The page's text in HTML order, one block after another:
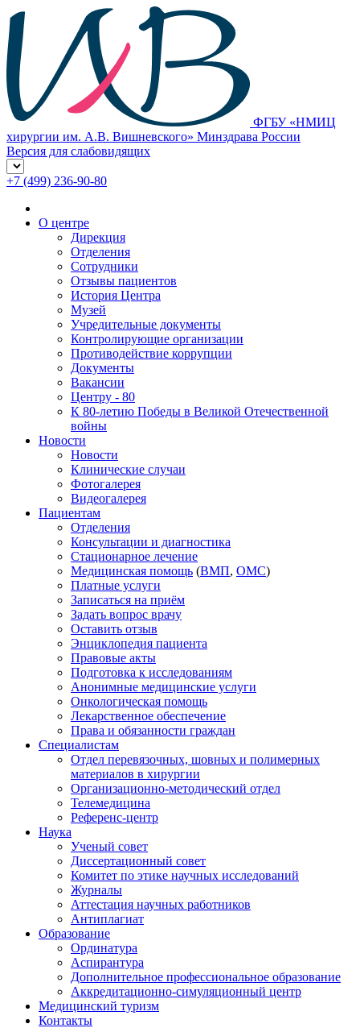
ФГБУ «НМИЦ
хирургии им. А.В. Вишневского» Минздрава России
Версия для слабовидящих
+7 (499) 236-90-80
О центре
Дирекция
Отделения
Сотрудники
Отзывы пациентов
История Центра
Музей
Учредительные документы
Контролирующие организации
Противодействие коррупции
Документы
Вакансии
Центру - 80
К 80-летию Победы в Великой Отечественной
войны
Новости
Новости
Клинические случаи
Фотогалерея
Видеогалерея
Пациентам
Отделения
Консультации и диагностика
Стационарное лечение
Медицинская помощь (ВМП, ОМС)
Платные услуги
Записаться на приём
Задать вопрос врачу
Оставить отзыв
Энциклопедия пациента
Правовые акты
Подготовка к исследованиям
Анонимные медицинские услуги
Онкологическая помощь
Лекарственное обеспечение
Права и обязанности граждан
Специалистам
Отдел перевязочных, шовных и полимерных
материалов в хирургии
Организационно-методический отдел
Телемедицина
Референс-центр
Наука
Ученый совет
Диссертационный совет
Комитет по этике научных исследований
Журналы
Аттестация научных работников
Антиплагиат
Образование
Ординатура
Аспирантура
Дополнительное профессиональное образование
Аккредитационно-симуляционный центр
Медицинский туризм
Контакты